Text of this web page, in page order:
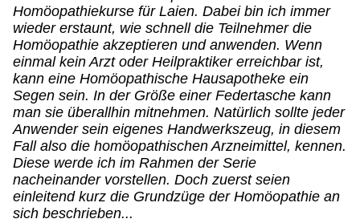
Homöopathiekurse für Laien. Dabei bin ich immer
wieder erstaunt, wie schnell die Teilnehmer die
Homöopathie akzeptieren und anwenden. Wenn
einmal kein Arzt oder Heilpraktiker erreichbar ist,
kann eine Homöopathische Hausapotheke ein
Segen sein. In der Größe einer Federtasche kann
man sie überallhin mitnehmen. Natürlich sollte jeder
Anwender sein eigenes Handwerkszeug, in diesem
Fall also die homöopathischen Arzneimittel, kennen.
Diese werde ich im Rahmen der Serie
nacheinander vorstellen. Doch zuerst seien
einleitend kurz die Grundzüge der Homöopathie an
sich beschrieben...